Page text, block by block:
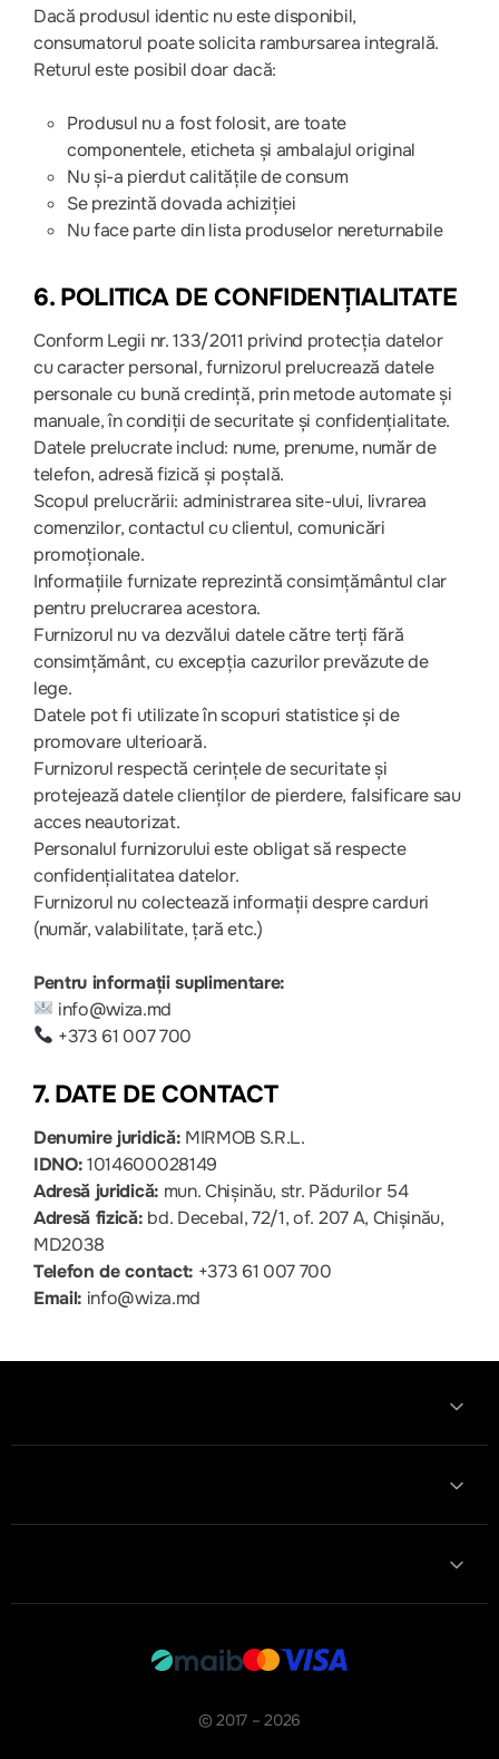
Dacă produsul identic nu este disponibil,
consumatorul poate solicita rambursarea integrală.
Returul este posibil doar dacă:
Produsul nu a fost folosit, are toate
componentele, eticheta și ambalajul original
Nu și-a pierdut calitățile de consum
Se prezintă dovada achiziției
Nu face parte din lista produselor nereturnabile
6. POLITICA DE CONFIDENȚIALITATE
Conform Legii nr. 133/2011 privind protecția datelor
cu caracter personal, furnizorul prelucrează datele
personale cu bună credință, prin metode automate și
manuale, în condiții de securitate și confidențialitate.
Datele prelucrate includ: nume, prenume, număr de
telefon, adresă fizică și poștală.
Scopul prelucrării: administrarea site-ului, livrarea
comenzilor, contactul cu clientul, comunicări
promoționale.
Informațiile furnizate reprezintă consimțământul clar
pentru prelucrarea acestora.
Furnizorul nu va dezvălui datele către terți fără
consimțământ, cu excepția cazurilor prevăzute de
lege.
Datele pot fi utilizate în scopuri statistice și de
promovare ulterioară.
Furnizorul respectă cerințele de securitate și
protejează datele clienților de pierdere, falsificare sau
acces neautorizat.
Personalul furnizorului este obligat să respecte
confidențialitatea datelor.
Furnizorul nu colectează informații despre carduri
(număr, valabilitate, țară etc.)
Pentru informații suplimentare:
info@wiza.md
+373 61 007 700
7. DATE DE CONTACT
Denumire juridică: MIRMOB S.R.L.
IDNO:1014600028149
Adresă juridică: mun. Chișinău, str. Pădurilor 54
Adresă fizică: bd. Decebal, 72/1, of. 207 A, Chișinău,
MD2038
Telefon de contact: +373 61 007 700
Email: info@wiza.md
© 2017 – 2026